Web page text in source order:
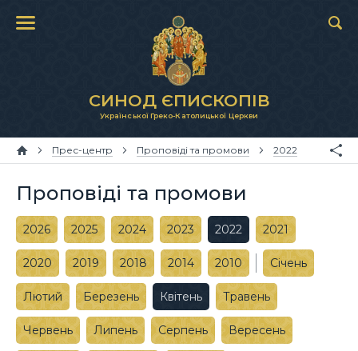
СИНОД ЄПИСКОПІВ
Української Греко-Католицької Церкви
Прес-центр Проповіді та промови 2022
Проповіді та промови
2026 2025 2024 2023 2022 2021
2020 2019 2018 2014 2010 Січень
Лютий Березень Квітень Травень
Червень Липень Серпень Вересень